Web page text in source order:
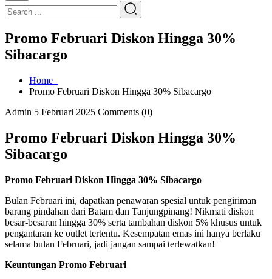
Promo Februari Diskon Hingga 30%
Sibacargo
Home
Promo Februari Diskon Hingga 30% Sibacargo
Admin 5 Februari 2025 Comments (0)
Promo Februari Diskon Hingga 30%
Sibacargo
Promo Februari Diskon Hingga 30% Sibacargo
Bulan Februari ini, dapatkan penawaran spesial untuk pengiriman
barang pindahan dari Batam dan Tanjungpinang! Nikmati diskon
besar-besaran hingga 30% serta tambahan diskon 5% khusus untuk
pengantaran ke outlet tertentu. Kesempatan emas ini hanya berlaku
selama bulan Februari, jadi jangan sampai terlewatkan!
Keuntungan Promo Februari